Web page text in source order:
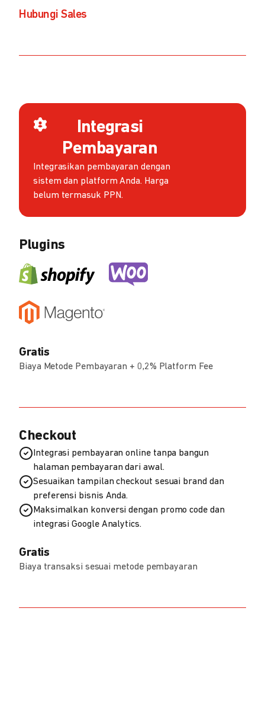
Hubungi Sales
Integrasi
Pembayaran
Integrasikan pembayaran dengan
sistem dan platform Anda. Harga
belum termasuk PPN.
Plugins
Gratis
Biaya Metode Pembayaran + 0,2% Platform Fee
Checkout
Integrasi pembayaran online tanpa bangun
halaman pembayaran dari awal.
Sesuaikan tampilan checkout sesuai brand dan
preferensi bisnis Anda.
Maksimalkan konversi dengan promo code dan
integrasi Google Analytics.
Gratis
Biaya transaksi sesuai metode pembayaran